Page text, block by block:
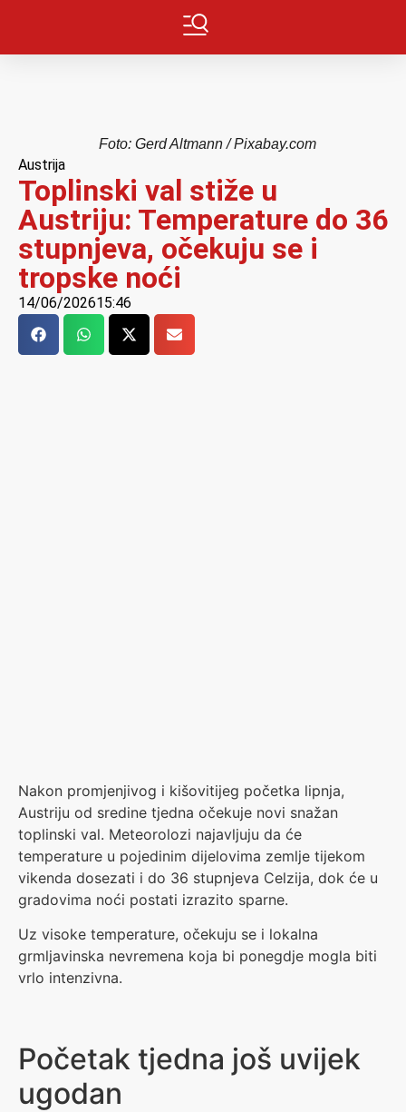
Foto: Gerd Altmann / Pixabay.com
Austrija
Toplinski val stiže u
Austriju: Temperature do 36
stupnjeva, očekuju se i
tropske noći
14/06/202615:46
Nakon promjenjivog i kišovitijeg početka lipnja,
Austriju od sredine tjedna očekuje novi snažan
toplinski val. Meteorolozi najavljuju da će
temperature u pojedinim dijelovima zemlje tijekom
vikenda dosezati i do 36 stupnjeva Celzija, dok će u
gradovima noći postati izrazito sparne.
Uz visoke temperature, očekuju se i lokalna
grmljavinska nevremena koja bi ponegdje mogla biti
vrlo intenzivna.
Početak tjedna još uvijek
ugodan